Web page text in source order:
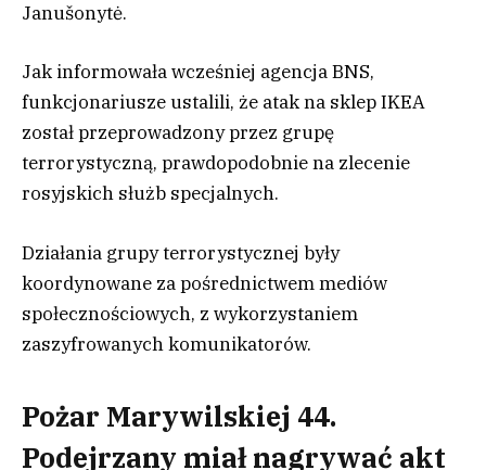
Janušonytė.
Jak informowała wcześniej agencja BNS,
funkcjonariusze ustalili, że atak na sklep IKEA
został przeprowadzony przez grupę
terrorystyczną, prawdopodobnie na zlecenie
rosyjskich służb specjalnych.
Działania grupy terrorystycznej były
koordynowane za pośrednictwem mediów
społecznościowych, z wykorzystaniem
zaszyfrowanych komunikatorów.
Pożar Marywilskiej 44.
Podejrzany miał nagrywać akt